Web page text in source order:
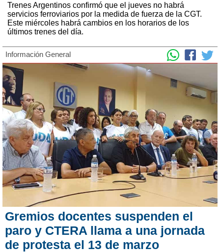
Trenes Argentinos confirmó que el jueves no habrá
servicios ferroviarios por la medida de fuerza de la CGT.
Este miércoles habrá cambios en los horarios de los
últimos trenes del día.
Información General
Gremios docentes suspenden el
paro y CTERA llama a una jornada
de protesta el 13 de marzo